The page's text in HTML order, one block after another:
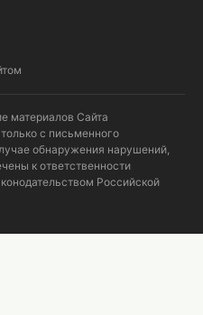
материалов Сайта
с письменного
обнаружения нарушений,
к ответственности
Российской